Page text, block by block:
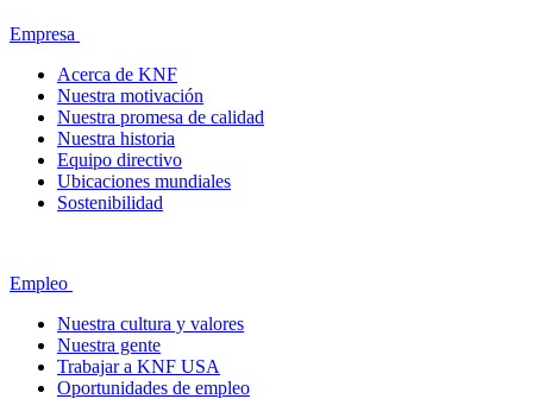
Empresa
Acerca de KNF
Nuestra motivación
Nuestra promesa de calidad
Nuestra historia
Equipo directivo
Ubicaciones mundiales
Sostenibilidad
Empleo
Nuestra cultura y valores
Nuestra gente
Trabajar a KNF USA
Oportunidades de empleo